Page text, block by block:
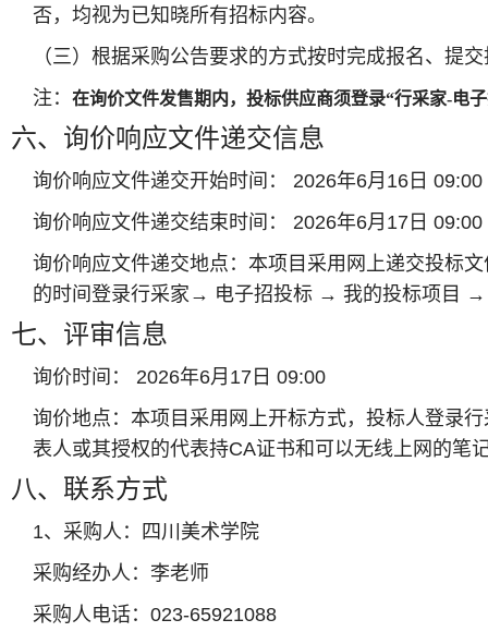
否，均视为已知晓所有招标内容。
（三）根据采购公告要求的方式按时完成报名、提
注： 在询价文件发售期内，投标供应商须登录“行采家-电
六、询价响应文件递交信息
询价响应文件递交开始时间： 2026年6月16日 09:00
询价响应文件递交结束时间： 2026年6月17日 09:00
询价响应文件递交地点：本项目采用网上递交投标
的时间登录行采家→ 电子招投标 → 我的投标项目 →
七、评审信息
询价时间： 2026年6月17日 09:00
询价地点：本项目采用网上开标方式，投标人登录
表人或其授权的代表持CA证书和可以无线上网的笔
八、联系方式
1、采购人：四川美术学院
采购经办人：李老师
采购人电话：023-65921088